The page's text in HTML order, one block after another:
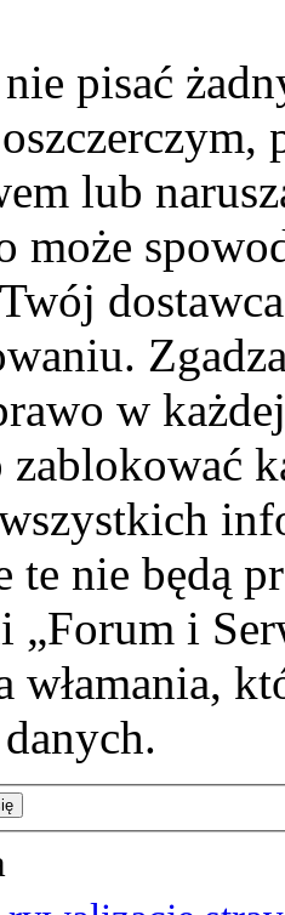
pisać
lub
może
w
te nie będą
„Forum i
włamania,